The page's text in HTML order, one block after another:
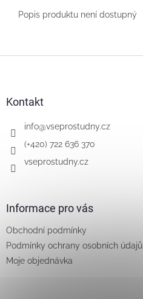
Popis produktu není dostupný
Kontakt
info@vseprostudny.cz
(+420) 722 636 370
vseprostudny.cz
Informace pro vás
Obchodní podmínky
Podmínky ochrany osobních údajů
Moje objednávka